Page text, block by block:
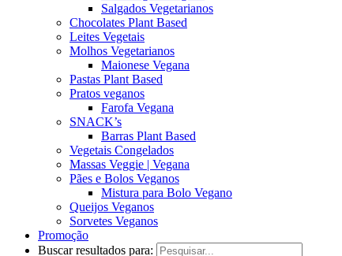
Salgados Vegetarianos
Chocolates Plant Based
Leites Vegetais
Molhos Vegetarianos
Maionese Vegana
Pastas Plant Based
Pratos veganos
Farofa Vegana
SNACK’s
Barras Plant Based
Vegetais Congelados
Massas Veggie | Vegana
Pães e Bolos Veganos
Mistura para Bolo Vegano
Queijos Veganos
Sorvetes Veganos
Promoção
Buscar resultados para: